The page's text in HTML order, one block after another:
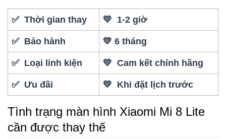
✅ Thời gian thay 💛 1-2 giờ
✅ Bảo hành 💛 6 tháng
✅ Loại linh kiện 💛 Cam kết chính hãng
✅ Ưu đãi 💛 Khi đặt lịch trước
Tình trạng màn hình Xiaomi Mi 8 Lite
cần được thay thế